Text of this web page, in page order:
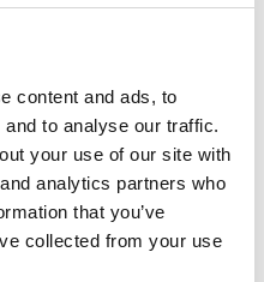
content and ads, to
to analyse our traffic.
your use of our site with
analytics partners who
that you’ve
collected from your use